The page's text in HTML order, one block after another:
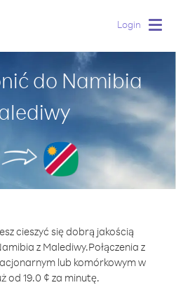
Login
do Namibia
cieszyć się dobrą jakością
z Malediwy.Połączenia z
lub komórkowym w
od 19.0 ¢ za minutę.